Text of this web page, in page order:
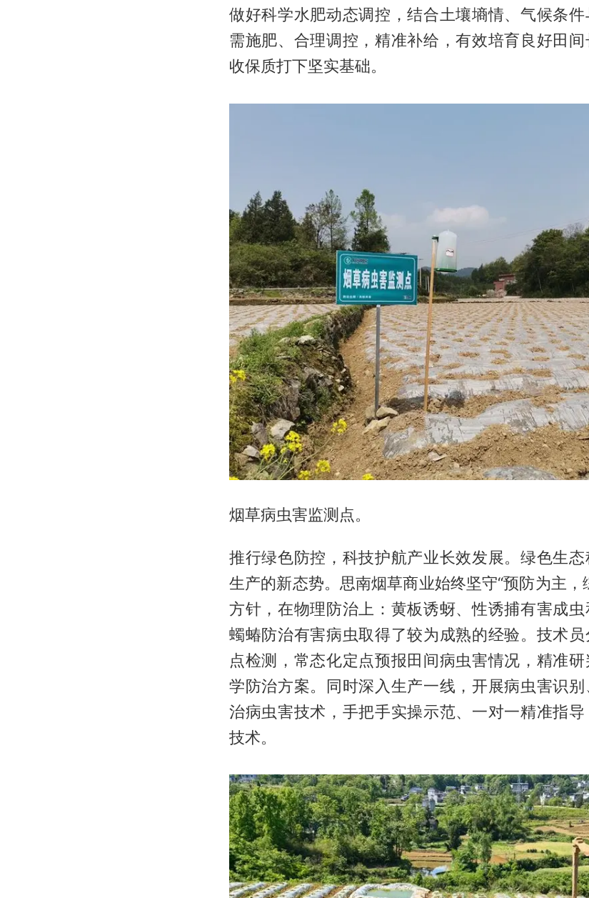
做好科学水肥动态调控，结合土壤墒情、气候条
需施肥、合理调控，精准补给，有效培育良好田
收保质打下坚实基础。
烟草病虫害监测点。
推行绿色防控，科技护航产业长效发展。绿色生
生产的新态势。思南烟草商业始终坚守“预防为主，
方针，在物理防治上：黄板诱蚜、性诱捕有害成虫
蠋蝽防治有害病虫取得了较为成熟的经验。技术
点检测，常态化定点预报田间病虫害情况，精准
学防治方案。同时深入生产一线，开展病虫害识
治病虫害技术，手把手实操示范、一对一精准指
技术。